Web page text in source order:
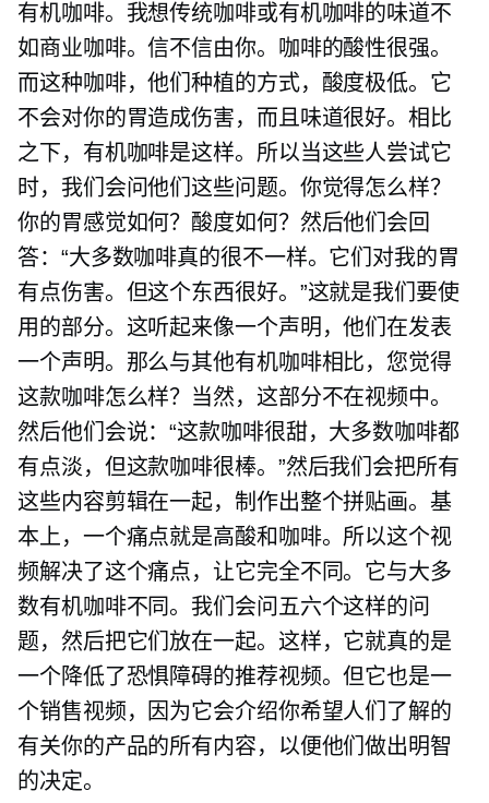
有机咖啡。我想传统咖啡或有机咖啡的味道不
如商业咖啡。信不信由你。咖啡的酸性很强。
而这种咖啡，他们种植的方式，酸度极低。它
不会对你的胃造成伤害，而且味道很好。相比
之下，有机咖啡是这样。所以当这些人尝试它
时，我们会问他们这些问题。你觉得怎么样？
你的胃感觉如何？酸度如何？然后他们会回
答：“大多数咖啡真的很不一样。它们对我的胃
有点伤害。但这个东西很好。”这就是我们要使
用的部分。这听起来像一个声明，他们在发表
一个声明。那么与其他有机咖啡相比，您觉得
这款咖啡怎么样？当然，这部分不在视频中。
然后他们会说：“这款咖啡很甜，大多数咖啡都
有点淡，但这款咖啡很棒。”然后我们会把所有
这些内容剪辑在一起，制作出整个拼贴画。基
本上，一个痛点就是高酸和咖啡。所以这个视
频解决了这个痛点，让它完全不同。它与大多
数有机咖啡不同。我们会问五六个这样的问
题，然后把它们放在一起。这样，它就真的是
一个降低了恐惧障碍的推荐视频。但它也是一
个销售视频，因为它会介绍你希望人们了解的
有关你的产品的所有内容，以便他们做出明智
的决定。